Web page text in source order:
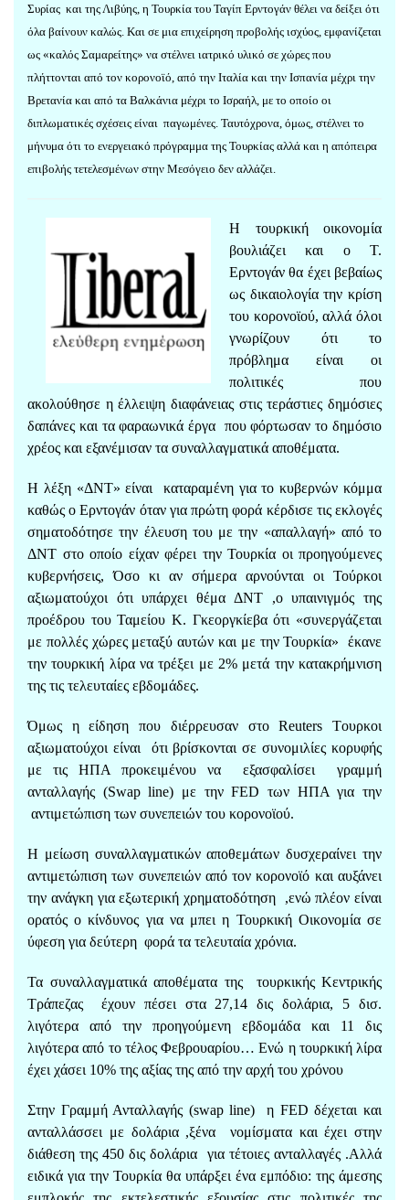
Συρίας και της Λιβύης, η Τουρκία του Ταγίπ Ερντογάν θέλει να δείξει ότι
όλα βαίνουν καλώς. Και σε μια επιχείρηση προβολής ισχύος, εμφανίζεται
ως «καλός Σαμαρείτης» να στέλνει ιατρικό υλικό σε χώρες που
πλήττονται από τον κορονοϊό, από την Ιταλία και την Ισπανία μέχρι την
Βρετανία και από τα Βαλκάνια μέχρι το Ισραήλ, με το οποίο οι
διπλωματικές σχέσεις είναι παγωμένες. Ταυτόχρονα, όμως, στέλνει το
μήνυμα ότι το ενεργειακό πρόγραμμα της Τουρκίας αλλά και η απόπειρα
επιβολής τετελεσμένων στην Μεσόγειο δεν αλλάζει.
Η τουρκική οικονομία
βουλιάζει και ο Τ.
Ερντογάν θα έχει βεβαίως
ως δικαιολογία την κρίση
του κορονοϊού, αλλά όλοι
γνωρίζουν ότι το
πρόβλημα είναι οι
πολιτικές που
ακολούθησε η έλλειψη διαφάνειας στις τεράστιες δημόσιες
δαπάνες και τα φαραωνικά έργα που φόρτωσαν το δημόσιο
χρέος και εξανέμισαν τα συναλλαγματικά αποθέματα.
Η λέξη «ΔΝΤ» είναι καταραμένη για το κυβερνών κόμμα
καθώς ο Ερντογάν όταν για πρώτη φορά κέρδισε τις εκλογές
σηματοδότησε την έλευση του με την «απαλλαγή» από το
ΔΝΤ στο οποίο είχαν φέρει την Τουρκία οι προηγούμενες
κυβερνήσεις, Όσο κι αν σήμερα αρνούνται οι Τούρκοι
αξιωματούχοι ότι υπάρχει θέμα ΔΝΤ ,ο υπαινιγμός της
προέδρου του Ταμείου Κ. Γκεοργκίεβα ότι «συνεργάζεται
με πολλές χώρες μεταξύ αυτών και με την Τουρκία» έκανε
την τουρκική λίρα να τρέξει με 2% μετά την κατακρήμνιση
της τις τελευταίες εβδομάδες.
Όμως η είδηση που διέρρευσαν στο Reuters Tουρκοι
αξιωματούχοι είναι ότι βρίσκονται σε συνομιλίες κορυφής
με τις ΗΠΑ προκειμένου να εξασφαλίσει γραμμή
ανταλλαγής (Swap line) με την FED των ΗΠΑ για την
αντιμετώπιση των συνεπειών του κορoνοϊού.
Η μείωση συναλλαγματικών αποθεμάτων δυσχεραίνει την
αντιμετώπιση των συνεπειών από τον κορονοϊό και αυξάνει
την ανάγκη για εξωτερική χρηματοδότηση ,ενώ πλέον είναι
ορατός ο κίνδυνος για να μπει η Τουρκική Οικονομία σε
ύφεση για δεύτερη φορά τα τελευταία χρόνια.
Τα συναλλαγματικά αποθέματα της τουρκικής Κεντρικής
Τράπεζας έχουν πέσει στα 27,14 δις δολάρια, 5 δισ.
λιγότερα από την προηγούμενη εβδομάδα και 11 δις
λιγότερα από το τέλος Φεβρουαρίου… Ενώ η τουρκική λίρα
έχει χάσει 10% της αξίας της από την αρχή του χρόνου
Στην Γραμμή Ανταλλαγής (swap line) η FED δέχεται και
ανταλλάσσει με δολάρια ,ξένα νομίσματα και έχει στην
διάθεση της 450 δις δολάρια για τέτοιες ανταλλαγές .Αλλά
ειδικά για την Τουρκία θα υπάρξει ένα εμπόδιο: της άμεσης